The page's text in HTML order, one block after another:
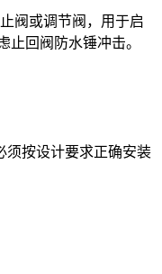
阀或调节阀，用于启
止回阀防水锤冲击。
须按设计要求正确安装